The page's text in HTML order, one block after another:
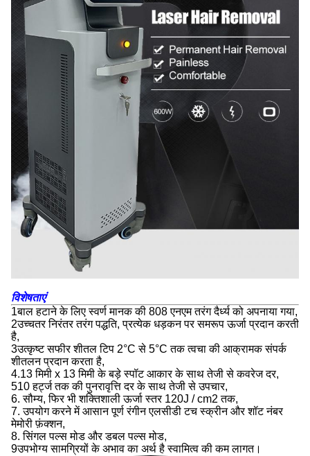
विशेषताएं
1बाल हटाने के लिए स्वर्ण मानक की 808 एनएम तरंग दैर्ध्य को अपनाया गया,
2उच्चतर निरंतर तरंग पद्धति, प्रत्येक धड़कन पर समरूप ऊर्जा प्रदान करती
है,
3उत्कृष्ट सफीर शीतल टिप 2°C से 5°C तक त्वचा की आक्रामक संपर्क
शीतलन प्रदान करता है,
4.13 मिमी x 13 मिमी के बड़े स्पॉट आकार के साथ तेजी से कवरेज दर,
510 हर्ट्ज तक की पुनरावृत्ति दर के साथ तेजी से उपचार,
6. सौम्य, फिर भी शक्तिशाली ऊर्जा स्तर 120J / cm2 तक,
7. उपयोग करने में आसान पूर्ण रंगीन एलसीडी टच स्क्रीन और शॉट नंबर
मेमोरी फ़ंक्शन,
8. सिंगल पल्स मोड और डबल पल्स मोड,
9उपभोग्य सामग्रियों के अभाव का अर्थ है स्वामित्व की कम लागत।